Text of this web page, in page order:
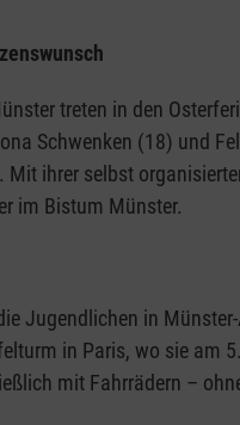
treten in den
Schwenken (18) und
ihrer selbst
im Bistum Münster.
Jugendlichen in
in Paris, wo sie am
mit Fahrrädern –